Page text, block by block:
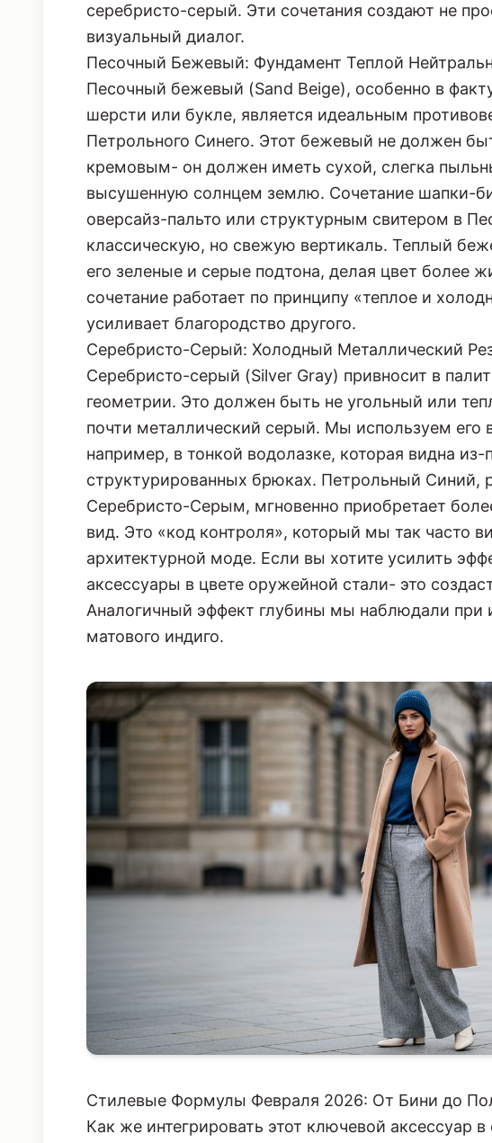
серебристо-серый. Эти сочетания создают не
визуальный диалог.
Песочный Бежевый: Фундамент Теплой
Песочный бежевый (Sand Beige), особенно в
шерсти или букле, является идеальным
Петрольного Синего. Этот бежевый не должен
кремовым- он должен иметь сухой, слегка
высушенную солнцем землю. Сочетание шапки-
оверсайз-пальто или структурным свитером в
классическую, но свежую вертикаль. Теплый
его зеленые и серые подтона, делая цвет более
сочетание работает по принципу «теплое и
усиливает благородство другого.
Серебристо-Серый: Холодный Металлический
Серебристо-серый (Silver Gray) привносит в
геометрии. Это должен быть не угольный или
почти металлический серый. Мы используем его
например, в тонкой водолазке, которая видна из-
структурированных брюках. Петрольный Синий,
Серебристо-Серым, мгновенно приобретает
вид. Это «код контроля», который мы так часто
архитектурной моде. Если вы хотите усилить
аксессуары в цвете оружейной стали- это
Аналогичный эффект глубины мы наблюдали при
матового индиго.
Стилевые Формулы Февраля 2026: От Бини до
Как же интегрировать этот ключевой аксессуар